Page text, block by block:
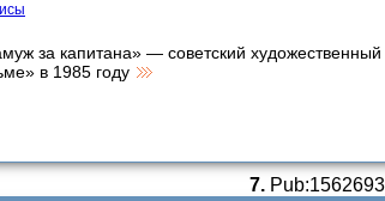
за капитана» — советский
в 1985 году
7.Pub:1562693